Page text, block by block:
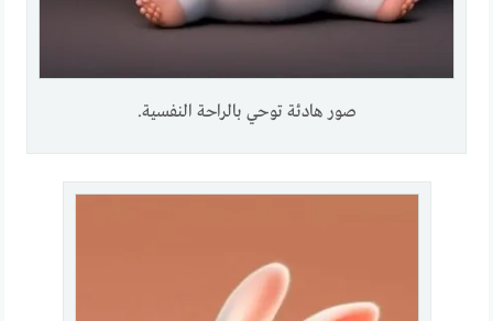
صور هادئة توحي بالراحة النفسية.